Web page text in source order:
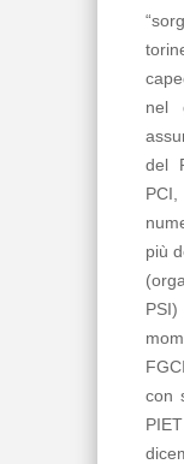
nel
del
più
con